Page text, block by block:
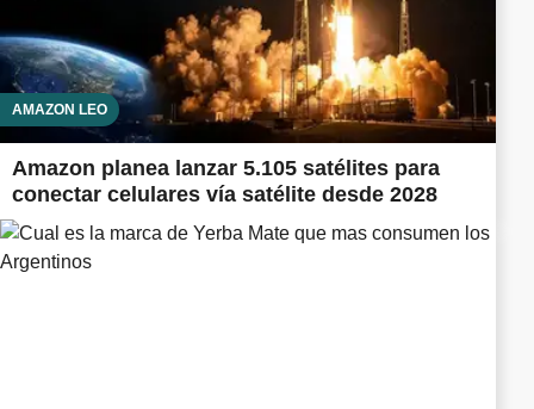
AMAZON LEO
Amazon planea lanzar 5.105 satélites para
conectar celulares vía satélite desde 2028